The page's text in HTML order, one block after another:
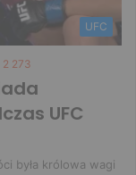
UFC
2 273
UFC
była królowa wagi